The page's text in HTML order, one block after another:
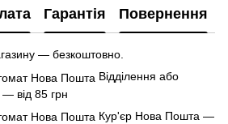
Гарантія Повернення
— безкоштовно.
Відділення або
від 85 грн
Кур'єр Нова Пошта —